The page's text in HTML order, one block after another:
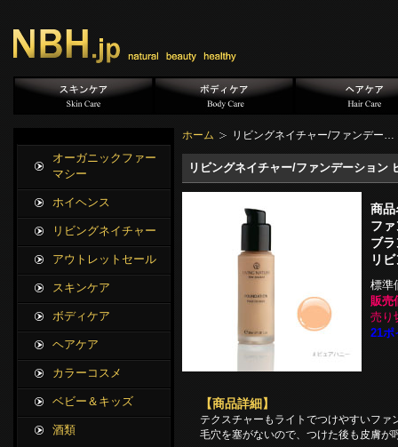
ホーム リビングネイチャー/ファンデー…
リビングネイチャー/ファンデーション
商品
フ
ブ
リ
標準
販売
売り
21ポ
【商品詳細】
テクスチャーもライトでつけやすいフ
毛穴を塞がないので、つけた後も皮膚が
オーガニックファー
マシー
ホイヘンス
リビングネイチャー
アウトレットセール
スキンケア
ボディケア
ヘアケア
カラーコスメ
ベビー＆キッズ
酒類